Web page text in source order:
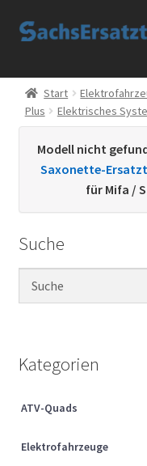
Zur
Zum
Start
AGB
Datenschutzerklärung
Kontakt
Sachs Ersatzteile
Über uns
Start
Plus
Elektrisches
Modell nicht
Saxonette-
für Mifa /
Suche
Kategorien
ATV-Quads
Elektrofahrzeuge